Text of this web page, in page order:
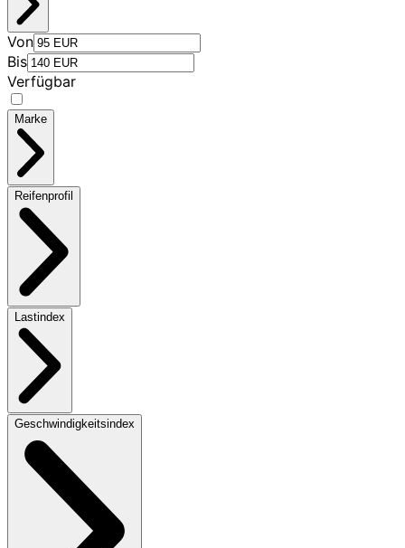
Von
Bis
Verfügbar
Marke
Reifenprofil
Lastindex
Geschwindigkeitsindex